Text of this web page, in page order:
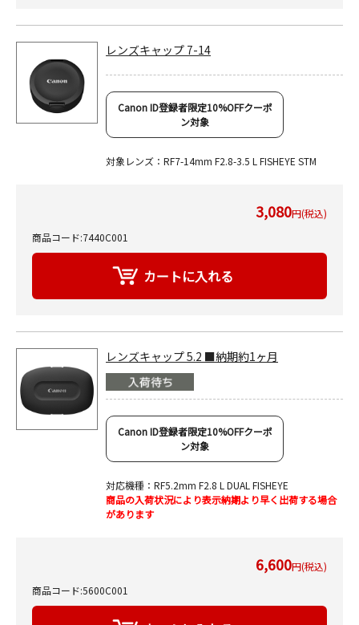
レンズキャップ 7-14
Canon ID登録者限定10%OFFクーポ
ン対象
対象レンズ：RF7-14mm F2.8-3.5 L FISHEYE STM
3,080円(税込)
商品コード:7440C001
レンズキャップ 5.2 ■納期約1ヶ月
Canon ID登録者限定10%OFFクーポ
ン対象
対応機種：RF5.2mm F2.8 L DUAL FISHEYE
商品の入荷状況により表示納期より早く出荷する場合
があります
6,600円(税込)
商品コード:5600C001